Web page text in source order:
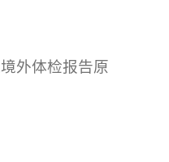
外体检报告原